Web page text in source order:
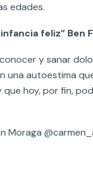
edades.
feliz” Ben
y sanar
una autoestima
hoy, por fin,
Moraga